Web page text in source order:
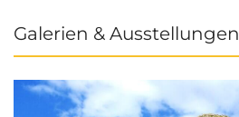
Galerien & Ausstellungen